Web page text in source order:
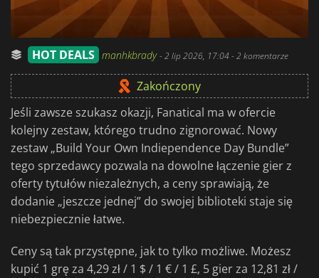
HOT DEALS manhkbrady-2 lip 2026, 17:04- 2 komentarze
Zakończony
Jeśli zawsze szukasz okazji, Fanatical ma w ofercie
kolejny zestaw, którego trudno zignorować. Nowy
zestaw „Build Your Own Indiependence Day Bundle”
tego sprzedawcy pozwala na dowolne łączenie gier z
oferty tytułów niezależnych, a ceny sprawiają, że
dodanie „jeszcze jednej” do swojej biblioteki staje się
niebezpiecznie łatwe.
Ceny są tak przystępne, jak to tylko możliwe. Możesz
kupić 1 grę za 4,29 zł / 1 $ / 1 € / 1 £, 5 gier za 12,81 zł /